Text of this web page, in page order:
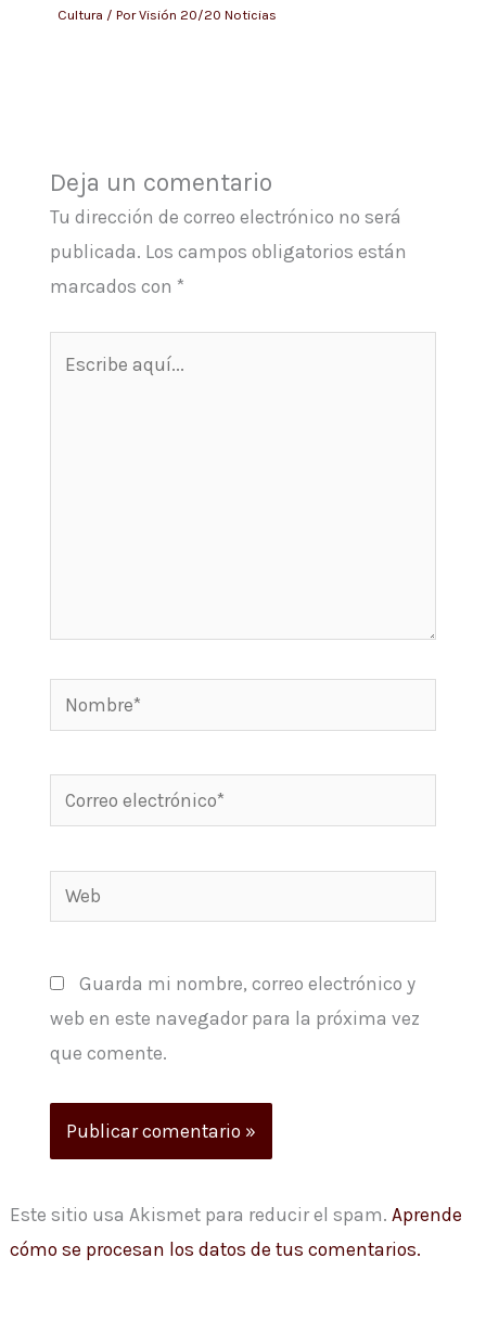
Cultura / PorVisión 20/20 Noticias
Deja un comentario
Tu dirección de correo electrónico no será
publicada. Los campos obligatorios están
marcados con *
Nombre*
Correo
electrónico*
Web
Guarda mi nombre, correo electrónico y
web en este navegador para la próxima vez
que comente.
Este sitio usa Akismet para reducir el spam. Aprende
cómo se procesan los datos de tus comentarios.